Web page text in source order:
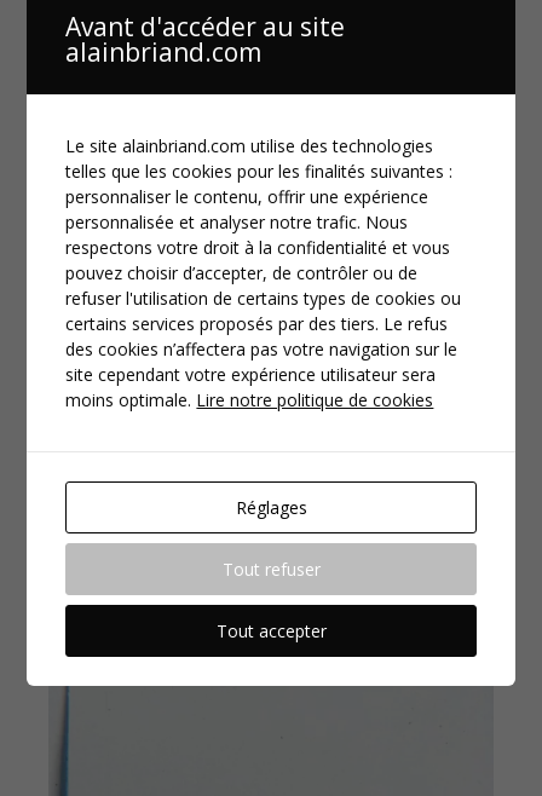
Avant d'accéder au site
alainbriand.com
Le site alainbriand.com utilise des technologies
telles que les cookies pour les finalités suivantes :
personnaliser le contenu, offrir une expérience
personnalisée et analyser notre trafic. Nous
respectons votre droit à la confidentialité et vous
pouvez choisir d’accepter, de contrôler ou de
refuser l'utilisation de certains types de cookies ou
certains services proposés par des tiers. Le refus
des cookies n’affectera pas votre navigation sur le
site cependant votre expérience utilisateur sera
moins optimale. Lire notre politique de cookies
Réglages
Tout refuser
Tout accepter